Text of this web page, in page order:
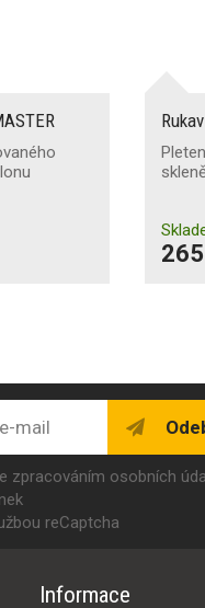
zpracováním osobních
reCaptcha
Informace